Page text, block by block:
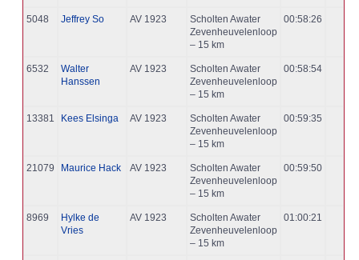
5048 Jeffrey So AV 1923
Scholten Awater
Zevenheuvelenloop
– 15 km
00:58:26
6532
Walter
Hanssen
AV 1923
Scholten Awater
Zevenheuvelenloop
– 15 km
00:58:54
13381 Kees Elsinga AV 1923
Scholten Awater
Zevenheuvelenloop
– 15 km
00:59:35
21079 Maurice Hack AV 1923
Scholten Awater
Zevenheuvelenloop
– 15 km
00:59:50
8969
Hylke de
Vries
AV 1923
Scholten Awater
Zevenheuvelenloop
– 15 km
01:00:21